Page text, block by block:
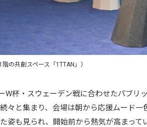
の共創スペース「1TTAN」）
W杯・スウェーデン戦に合わせたパブリ
々と集まり、会場は朝から応援ムード一
姿も見られ、開始前から熱気が高まって